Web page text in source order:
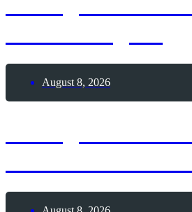
August 8, 2026